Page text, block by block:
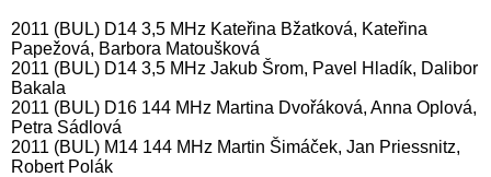
2011 (BUL) D14 3,5 MHz Kateřina Bžatková, Kateřina
Papežová, Barbora Matoušková
2011 (BUL) D14 3,5 MHz Jakub Šrom, Pavel Hladík, Dalibor
Bakala
2011 (BUL) D16 144 MHz Martina Dvořáková, Anna Oplová,
Petra Sádlová
2011 (BUL) M14 144 MHz Martin Šimáček, Jan Priessnitz,
Robert Polák